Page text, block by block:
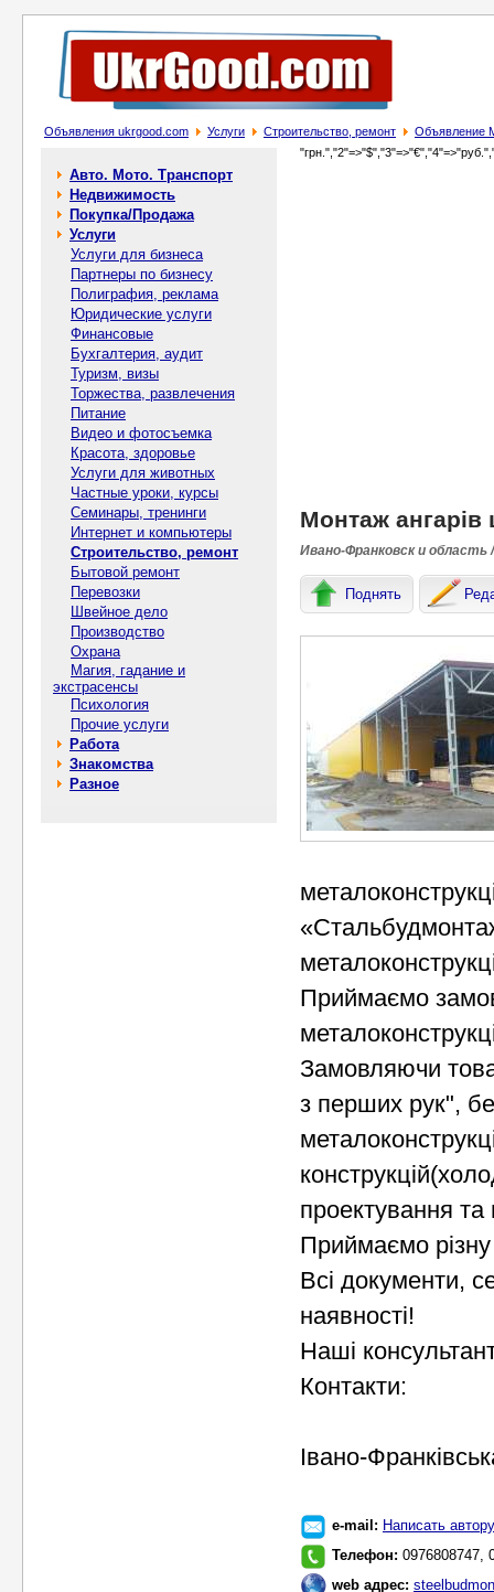
Объявления ukrgood.com Услуги Строительство, ремонт Объявление
Авто. Мото. Транспорт
Недвижимость
Покупка/Продажа
Услуги
Услуги для бизнеса
Партнеры по бизнесу
Полиграфия, реклама
Юридические услуги
Финансовые
Бухгалтерия, аудит
Туризм, визы
Торжества, развлечения
Питание
Видео и фотосъемка
Красота, здоровье
Услуги для животных
Частные уроки, курсы
Семинары, тренинги
Интернет и компьютеры
Строительство, ремонт
Бытовой ремонт
Перевозки
Швейное дело
Производство
Охрана
Магия, гадание и
экстрасенсы
Психология
Прочие услуги
Работа
Знакомства
Разное
Монтаж ангарів
Ивано-Франковск и область
Поднять
Приймаємо
Замовляючи
з перших рук",
проектування
Приймаємо
Всі документи,
наявності!
Наші
Контакти:
Івано-
e-mail: Написать автору
Телефон: 0976808747,
web адрес: